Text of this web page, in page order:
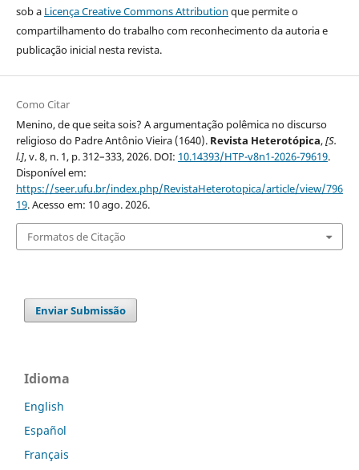
sob a Licença Creative Commons Attribution que permite o
compartilhamento do trabalho com reconhecimento da autoria e
publicação inicial nesta revista.
Como Citar
Menino, de que seita sois? A argumentação polêmica no discurso
religioso do Padre Antônio Vieira (1640). Revista Heterotópica,[S.
l.], v. 8, n. 1, p. 312–333, 2026. DOI: 10.14393/HTP-v8n1-2026-79619.
Disponível em:
https://seer.ufu.br/index.php/RevistaHeterotopica/article/view/796
19. Acesso em: 10 ago. 2026.
Formatos de Citação
Enviar Submissão
Idioma
English
Español
Français